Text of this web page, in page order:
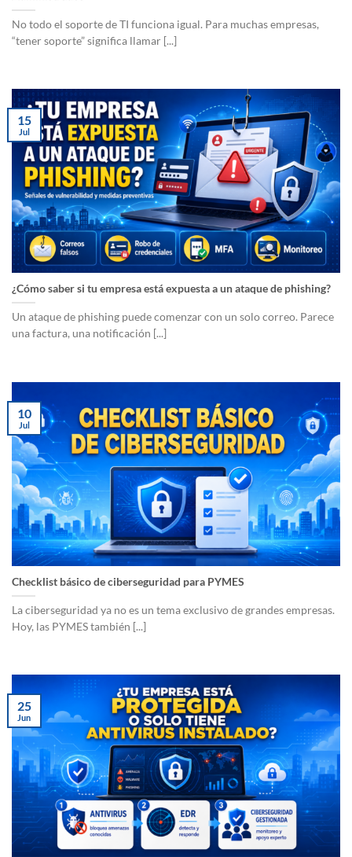
No todo el soporte de TI funciona igual. Para muchas empresas,
“tener soporte” significa llamar [...]
¿Cómo saber si tu empresa está expuesta a un ataque de phishing?
Un ataque de phishing puede comenzar con un solo correo. Parece
una factura, una notificación [...]
15
Jul
Checklist básico de ciberseguridad para PYMES
La ciberseguridad ya no es un tema exclusivo de grandes empresas.
Hoy, las PYMES también [...]
10
Jul
25
Jun